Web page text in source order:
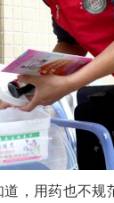
，用药也不规